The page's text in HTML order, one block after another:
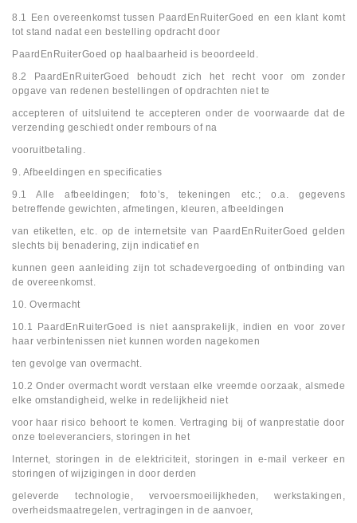
8.1 Een overeenkomst tussen PaardEnRuiterGoed en een klant komt
tot stand nadat een bestelling opdracht door
PaardEnRuiterGoed op haalbaarheid is beoordeeld.
8.2 PaardEnRuiterGoed behoudt zich het recht voor om zonder
opgave van redenen bestellingen of opdrachten niet te
accepteren of uitsluitend te accepteren onder de voorwaarde dat de
verzending geschiedt onder rembours of na
vooruitbetaling.
9. Afbeeldingen en specificaties
9.1 Alle afbeeldingen; foto’s, tekeningen etc.; o.a. gegevens
betreffende gewichten, afmetingen, kleuren, afbeeldingen
van etiketten, etc. op de internetsite van PaardEnRuiterGoed gelden
slechts bij benadering, zijn indicatief en
kunnen geen aanleiding zijn tot schadevergoeding of ontbinding van
de overeenkomst.
10. Overmacht
10.1 PaardEnRuiterGoed is niet aansprakelijk, indien en voor zover
haar verbintenissen niet kunnen worden nagekomen
ten gevolge van overmacht.
10.2 Onder overmacht wordt verstaan elke vreemde oorzaak, alsmede
elke omstandigheid, welke in redelijkheid niet
voor haar risico behoort te komen. Vertraging bij of wanprestatie door
onze toeleveranciers, storingen in het
Internet, storingen in de elektriciteit, storingen in e-mail verkeer en
storingen of wijzigingen in door derden
geleverde technologie, vervoersmoeilijkheden, werkstakingen,
overheidsmaatregelen, vertragingen in de aanvoer,